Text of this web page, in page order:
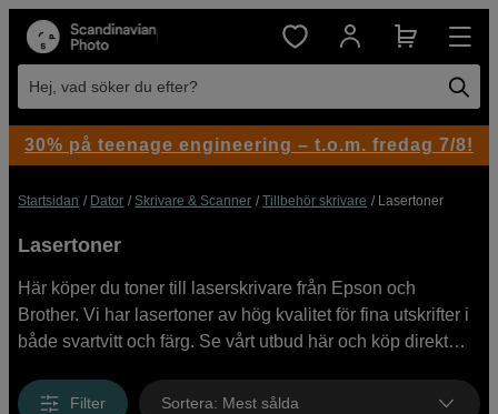
Hej, vad söker du efter?
Startsidan Dator Skrivare & Scanner Tillbehör skrivare Lasertoner
Lasertoner
Här köper du toner till laserskrivare från Epson och
Brother. Vi har lasertoner av hög kvalitet för fina utskrifter i
både svartvitt och färg. Se vårt utbud här och köp direkt
Filter Sortera: Mest sålda
30% på teenage engineering – t.o.m. fredag 7/8!